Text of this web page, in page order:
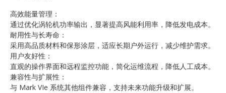
高效能量管理：
通过优化涡轮机功率输出，显著提高风能利用率，降低发电成本。
耐用性与长寿命：
采用高品质材料和保形涂层，适应长期户外运行，减少维护需求。
用户友好性：
直观的操作界面和远程监控功能，简化运维流程，降低人工成本。
兼容性与扩展性：
与 Mark VIe 系统其他组件兼容，支持未来功能升级和扩展。